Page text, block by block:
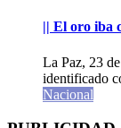
|| El oro iba
La Paz, 23
identificado
Nacional